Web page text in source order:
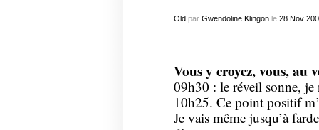
Oldpar Gwendoline Klingonle 28 Nov
Vous y croyez, vous, au
09h30 : le réveil sonne, je
10h25. Ce point positif
Je vais même jusqu’à